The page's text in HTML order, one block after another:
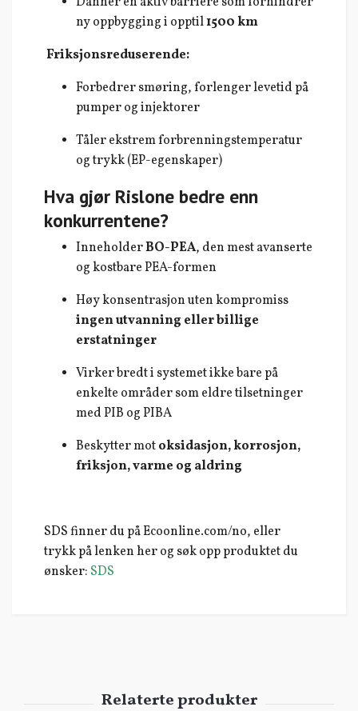
ny oppbygging i opptil1500 km
Friksjonsreduserende:
Forbedrer smøring, forlenger levetid på
pumper og injektorer
Tåler ekstrem forbrenningstemperatur
og trykk (EP-egenskaper)
Hva gjør Rislone bedre enn
konkurrentene?
InneholderBO-PEA, den mest avanserte
og kostbare PEA-formen
Høy konsentrasjon uten kompromiss
ingen utvanning eller billige
erstatninger
Virker bredt i systemet ikke bare på
enkelte områder som eldre tilsetninger
med PIB og PIBA
Beskytter motoksidasjon, korrosjon,
friksjon, varme og aldring
SDS finner du på Ecoonline.com/no, eller
trykk på lenken her og søk opp produktet du
ønsker: SDS